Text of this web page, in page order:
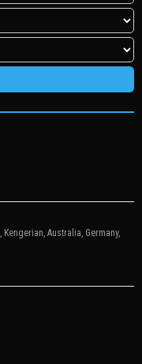
, Kengerian, Australia, Germany,